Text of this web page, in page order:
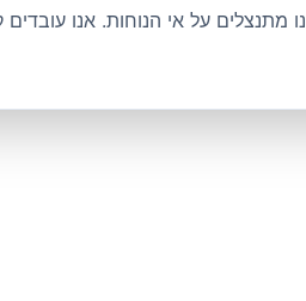
מתנצלים על אי הנוחות. אנו